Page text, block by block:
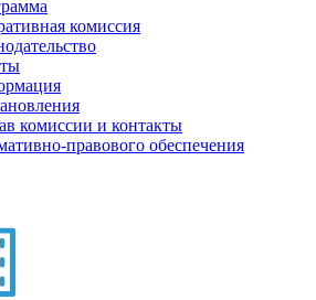
комиссия
комиссии и контакты
правового обеспечения